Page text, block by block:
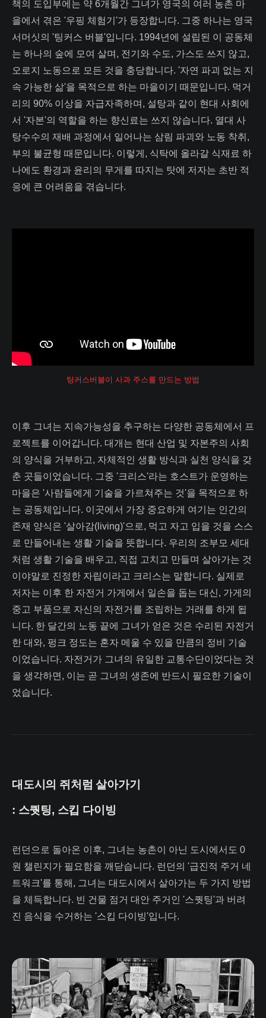
책의 도입부에는 약 6개월간 그녀가 영국의 여러 농촌 마
을에서 겪은 '우핑 체험기'가 등장합니다. 그중 하나는 영국
서머싯의 '팅커스 버블'입니다. 1994년에 설립된 이 공동체
는 하나의 숲에 모여 살며, 전기와 수도, 가스도 쓰지 않고,
오로지 노동으로 모든 것을 충당합니다. '자연 파괴 없는 지
속 가능한 삶'을 목적으로 하는 마을이기 때문입니다. 먹거
리의 90% 이상을 자급자족하며, 설탕과 같이 현대 사회에
서 '자본'의 역할을 하는 향신료는 쓰지 않습니다. 열대 사
탕수수의 재배 과정에서 일어나는 삼림 파괴와 노동 착취,
부의 불균형 때문입니다. 이렇게, 식탁에 올라갈 식재료 하
나에도 환경과 윤리의 무게를 따지는 탓에 저자는 초반 적
응에 큰 어려움을 겪습니다.
팅커스버블이 사과 주스를 만드는 방법
이후 그녀는 지속가능성을 추구하는 다양한 공동체에서 프
로젝트를 이어갑니다. 대개는 현대 산업 및 자본주의 사회
의 양식을 거부하고, 자체적인 생활 방식과 실천 양식을 갖
춘 곳들이었습니다. 그중 '크리스'라는 호스트가 운영하는
마을은 '사람들에게 기술을 가르쳐주는 것'을 목적으로 하
는 공동체입니다. 이곳에서 가장 중요하게 여기는 인간의
존재 양식은 '살아감(living)'으로, 먹고 자고 입을 것을 스스
로 만들어내는 생활 기술을 뜻합니다. 우리의 조부모 세대
처럼 생활 기술을 배우고, 직접 고치고 만들며 살아가는 것
이야말로 진정한 자립이라고 크리스는 말합니다. 실제로
저자는 이후 한 자전거 가게에서 일손을 돕는 대신, 가게의
중고 부품으로 자신의 자전거를 조립하는 거래를 하게 됩
니다. 한 달간의 노동 끝에 그녀가 얻은 것은 수리된 자전거
한 대와, 펑크 정도는 혼자 메울 수 있을 만큼의 정비 기술
이었습니다. 자전거가 그녀의 유일한 교통수단이었다는 것
을 생각하면, 이는 곧 그녀의 생존에 반드시 필요한 기술이
었습니다.
대도시의 쥐처럼 살아가기
: 스퀏팅, 스킵 다이빙
런던으로 돌아온 이후, 그녀는 농촌이 아닌 도시에서도 0
원 챌린지가 필요함을 깨닫습니다. 런던의 '급진적 주거 네
트워크'를 통해, 그녀는 대도시에서 살아가는 두 가지 방법
을 체득합니다. 빈 건물 점거 대안 주거인 '스퀏팅'과 버려
진 음식을 수거하는 '스킵 다이빙'입니다.